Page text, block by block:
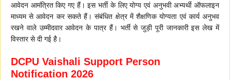
आवेदन आमंत्रित किए गए हैं। इस भर्ती के लिए योग्य एवं अनुभवी अभ्यर्थी ऑफलाइन
माध्यम से आवेदन कर सकते हैं। संबंधित क्षेत्र में शैक्षणिक योग्यता एवं कार्य अनुभव
रखने वाले उम्मीदवार आवेदन के पात्र हैं। भर्ती से जुड़ी पूरी जानकारी इस लेख में
विस्तार से दी गई है।
DCPU Vaishali Support Person
Notification 2026